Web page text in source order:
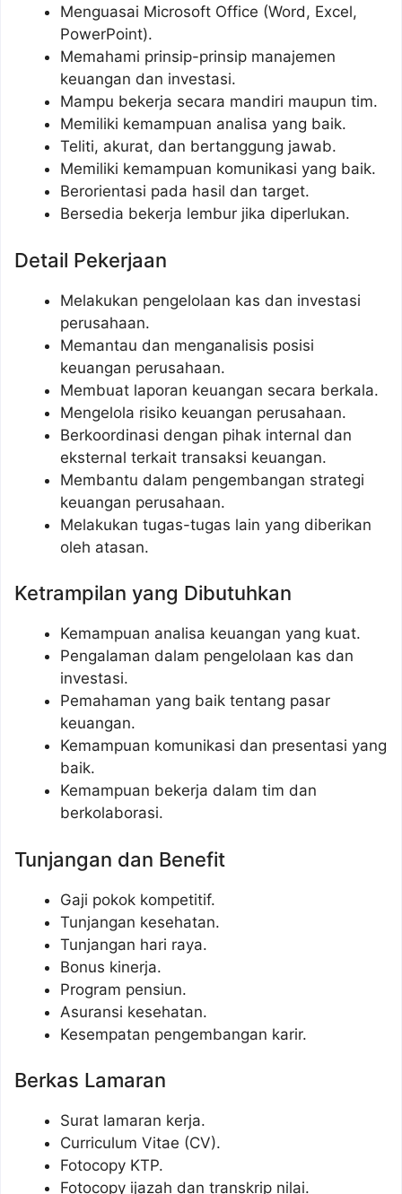
Menguasai Microsoft Office (Word, Excel,
PowerPoint).
Memahami prinsip-prinsip manajemen
keuangan dan investasi.
Mampu bekerja secara mandiri maupun tim.
Memiliki kemampuan analisa yang baik.
Teliti, akurat, dan bertanggung jawab.
Memiliki kemampuan komunikasi yang baik.
Berorientasi pada hasil dan target.
Bersedia bekerja lembur jika diperlukan.
Detail Pekerjaan
Melakukan pengelolaan kas dan investasi
perusahaan.
Memantau dan menganalisis posisi
keuangan perusahaan.
Membuat laporan keuangan secara berkala.
Mengelola risiko keuangan perusahaan.
Berkoordinasi dengan pihak internal dan
eksternal terkait transaksi keuangan.
Membantu dalam pengembangan strategi
keuangan perusahaan.
Melakukan tugas-tugas lain yang diberikan
oleh atasan.
Ketrampilan yang Dibutuhkan
Kemampuan analisa keuangan yang kuat.
Pengalaman dalam pengelolaan kas dan
investasi.
Pemahaman yang baik tentang pasar
keuangan.
Kemampuan komunikasi dan presentasi yang
baik.
Kemampuan bekerja dalam tim dan
berkolaborasi.
Tunjangan dan Benefit
Gaji pokok kompetitif.
Tunjangan kesehatan.
Tunjangan hari raya.
Bonus kinerja.
Program pensiun.
Asuransi kesehatan.
Kesempatan pengembangan karir.
Berkas Lamaran
Surat lamaran kerja.
Curriculum Vitae (CV).
Fotocopy KTP.
Fotocopy ijazah dan transkrip nilai.